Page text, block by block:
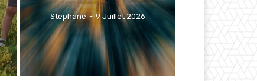
Stephane - 9 Juillet 2026